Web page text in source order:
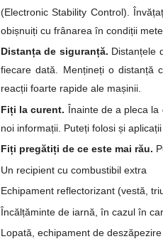
(Electronic Stability Control). Învățaț
obișnuiți cu frânarea în condiții
Distanța de siguranță. Distanțele
fiecare dată. Mențineți o distanță
reacții foarte rapide ale mașinii.
Fiți la curent. Înainte de a pleca la
noi informații. Puteți folosi și aplicaț
Fiți pregătiți de ce este mai rău.
Un recipient cu combustibil extra
Echipament reflectorizant (vestă,
Încălțăminte de iarnă, în cazul în
Lopată, echipament de deszăpezire